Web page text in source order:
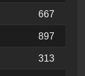
667
897
313